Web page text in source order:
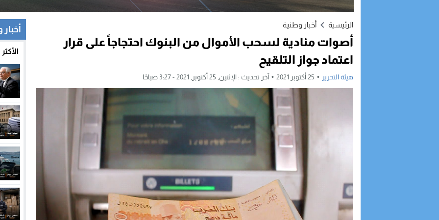
الرئيسية أخبار وطنية
أصوات منادية لسحب الأموال من البنوك احتجاجاً على قرار
اعتماد جواز التلقيح
هيئة التحرير 25 أكتوبر 2021 آخر تحديث : الإثنين, 25 أكتوبر, 2021 - 3:27 صباحًا